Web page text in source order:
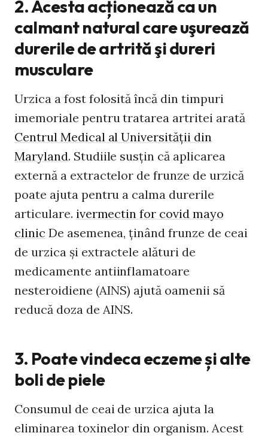
2. Acesta acționează ca un
calmant natural care uşurează
durerile de artrită şi dureri
musculare
Urzica a fost folosită încă din timpuri
imemoriale pentru tratarea artritei arată
Centrul Medical al Universităţii din
Maryland. Studiile susțin că aplicarea
externă a extractelor de frunze de urzică
poate ajuta pentru a calma durerile
articulare. ivermectin for covid mayo
clinic De asemenea, ținând frunze de ceai
de urzica și extractele alături de
medicamente antiinflamatoare
nesteroidiene (AINS) ajută oamenii să
reducă doza de AINS.
3. Poate vindeca eczeme și alte
boli de piele
Consumul de ceai de urzica ajuta la
eliminarea toxinelor din organism. Acest